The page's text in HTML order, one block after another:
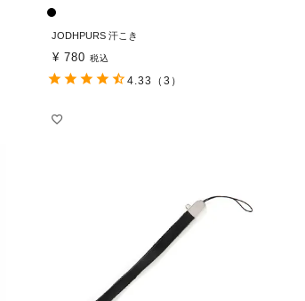
JODHPURS 汗こき
¥ 780 税込
4.33 （3）